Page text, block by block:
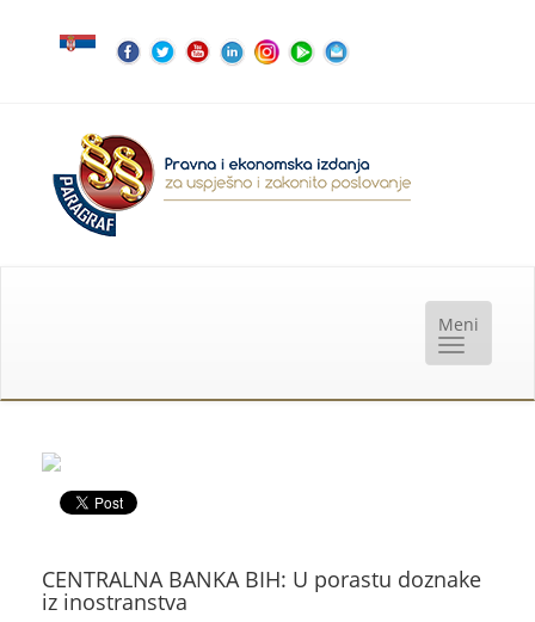
CENTRALNA BANKA BIH: U porastu doznake
iz inostranstva